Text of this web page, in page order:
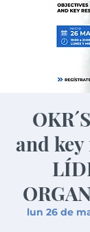
and key
lun 26 de